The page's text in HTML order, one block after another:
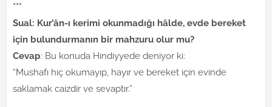
***
Sual: Kur’ân-ı kerimi okunmadığı hâlde, evde bereket
için bulundurmanın bir mahzuru olur mu?
Cevap: Bu konuda Hindiyyede deniyor ki:
“Mushafı hiç okumayıp, hayır ve bereket için evinde
saklamak caizdir ve sevaptır.”